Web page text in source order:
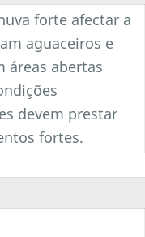
forte afectar a
aguaceiros e
áreas abertas
devem prestar
fortes.